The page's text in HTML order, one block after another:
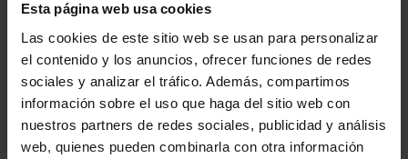
Esta página web usa cookies
Las cookies de este sitio web se usan para personalizar
el contenido y los anuncios, ofrecer funciones de redes
sociales y analizar el tráfico. Además, compartimos
información sobre el uso que haga del sitio web con
nuestros partners de redes sociales, publicidad y análisis
web, quienes pueden combinarla con otra información
ORDENAR POR: